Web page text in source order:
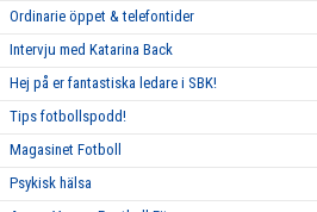
Ordinarie öppet & telefontider
Intervju med Katarina Back
Hej på er fantastiska ledare i SBK!
Tips fotbollspodd!
Magasinet Fotboll
Psykisk hälsa